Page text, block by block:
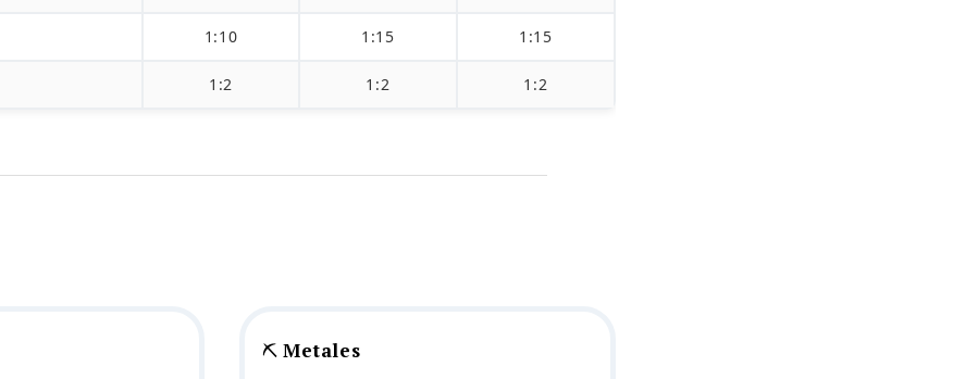
1:10 1:15 1:15
1:2 1:2 1:2
⛏️Metales